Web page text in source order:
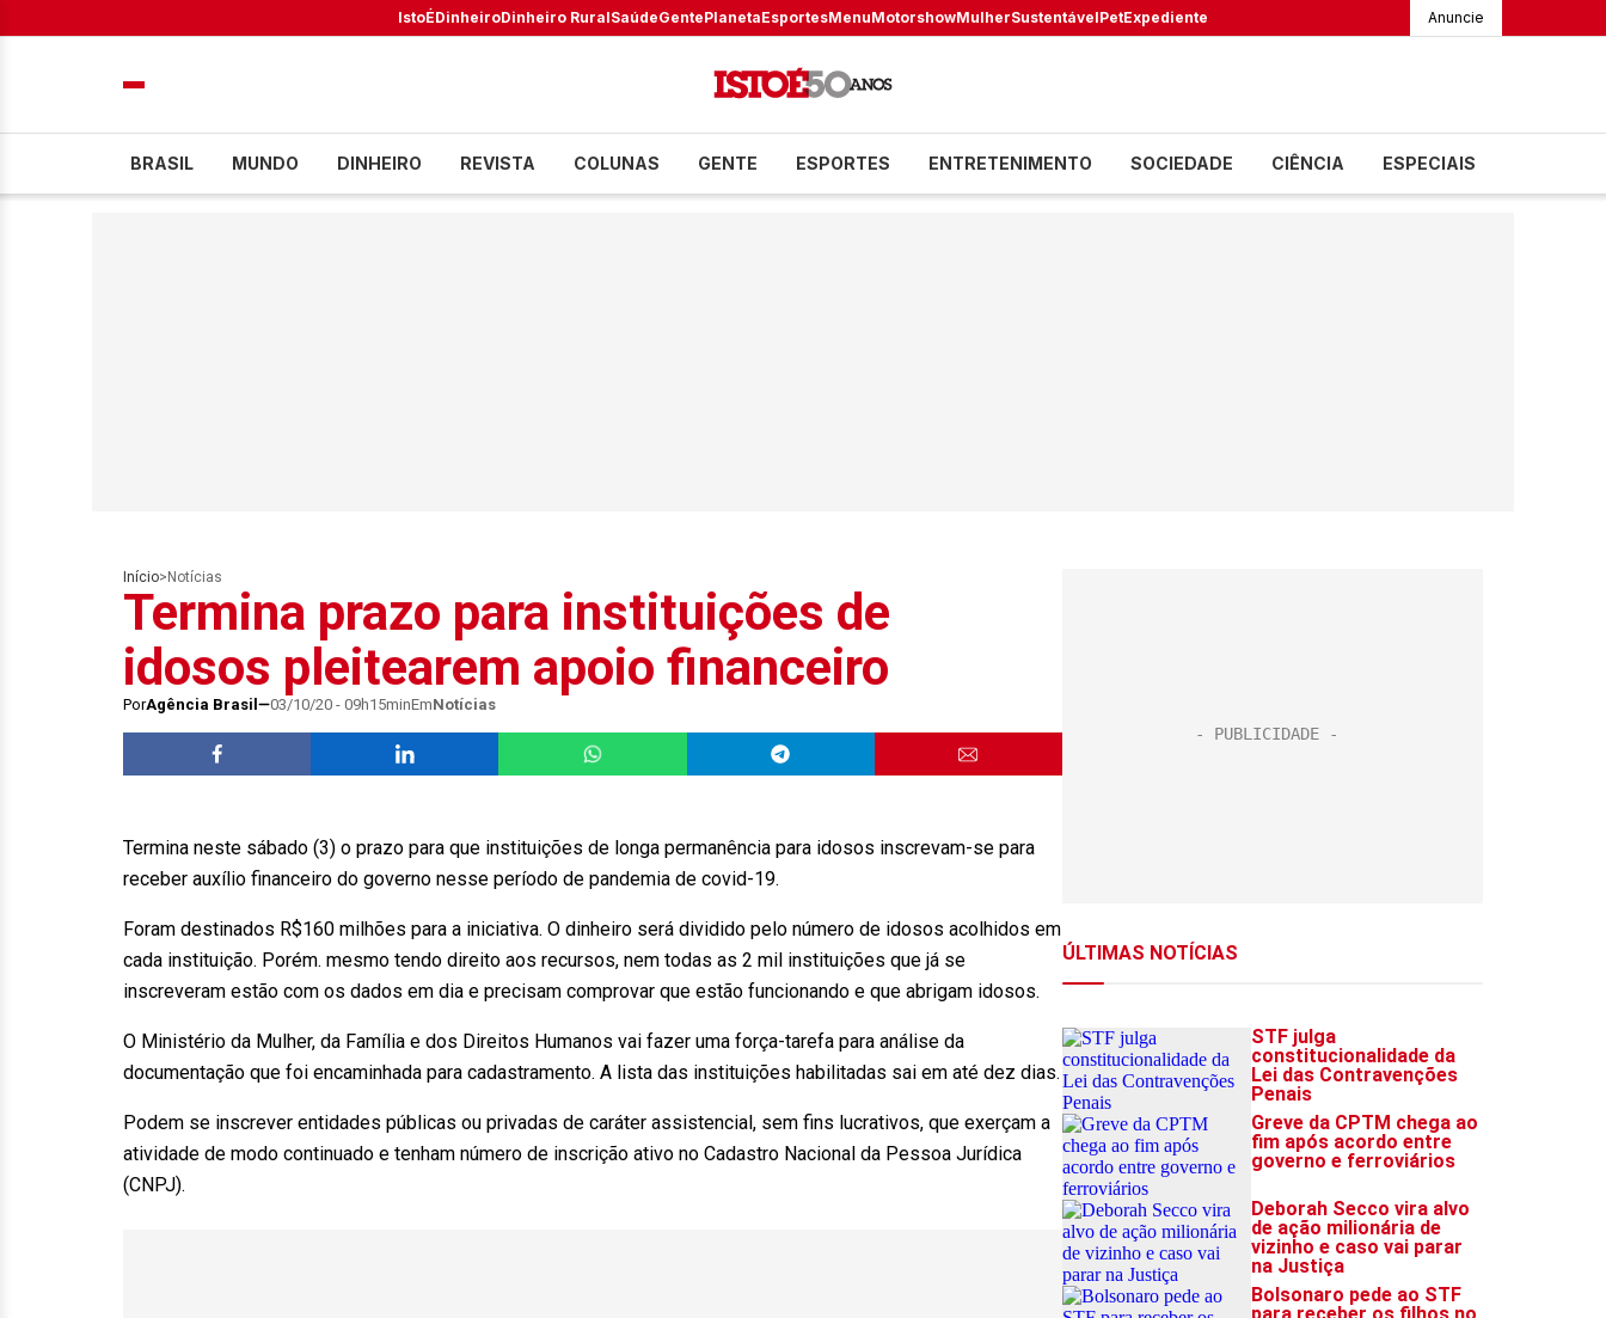
IstoÉDinheiroDinheiro RuralSaúdeGentePlanetaEsportesMenuMotorshowMulherSustentávelPetExpediente Anuncie
BRASIL MUNDO DINHEIRO REVISTA COLUNAS GENTE ESPORTES ENTRETENIMENTO SOCIEDADE CIÊNCIA ESPECIAIS
Início> Notícias
Termina prazo para instituições de
idosos pleitearem apoio financeiro
PorAgência Brasil 03/10/20 - 09h15minEmNotícias
Termina neste sábado (3) o prazo para que instituições de longa permanência para idosos inscrevam-se para
receber auxílio financeiro do governo nesse período de pandemia de covid-19.
Foram destinados R$160 milhões para a iniciativa. O dinheiro será dividido pelo número de idosos acolhidos em
cada instituição. Porém. mesmo tendo direito aos recursos, nem todas as 2 mil instituições que já se
inscreveram estão com os dados em dia e precisam comprovar que estão funcionando e que abrigam idosos.
O Ministério da Mulher, da Família e dos Direitos Humanos vai fazer uma força-tarefa para análise da
documentação que foi encaminhada para cadastramento. A lista das instituições habilitadas sai em até dez dias.
Podem se inscrever entidades públicas ou privadas de caráter assistencial, sem fins lucrativos, que exerçam a
atividade de modo continuado e tenham número de inscrição ativo no Cadastro Nacional da Pessoa Jurídica
(CNPJ).